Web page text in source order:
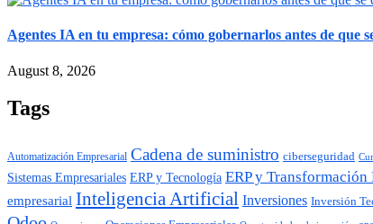
Agentes IA en tu empresa: cómo gobernarlos antes de que
August 8, 2026
Tags
Automatización Empresarial Cadena de suministro ciberseguridad
Sistemas Empresariales ERP y Tecnología ERP y
empresarial Inteligencia Artificial Inversiones Inversión